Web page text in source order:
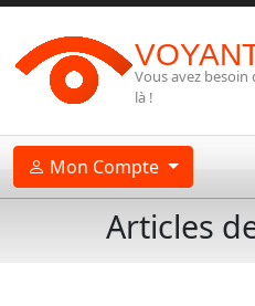
Vous avez
là !
Mon Compte
Articles